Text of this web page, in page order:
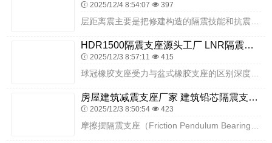
2025/12/4 8:54:07 397
HDR1500隔震支座源头工厂 LNR隔震支座800(II型) 隔震支座多少钱一套
2025/12/3 8:57:11 415
房屋建筑减震支座厂家 建筑铅芯隔震支座LRB源头工厂 建筑隔震减震橡胶隔震支座生产厂家
2025/12/3 8:50:54 423